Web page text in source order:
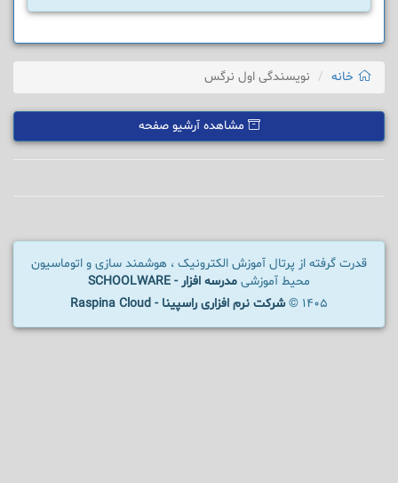
خانه نویسندگی اول نرگس
مشاهده آرشیو صفحه
قدرت گرفته از پرتال آموزش الکترونیک ، هوشمند سازی و اتوماسیون
محیط آموزشی مدرسه افزار - SCHOOLWARE
1405 ©
شرکت نرم افزاری راسپینا - Raspina Cloud